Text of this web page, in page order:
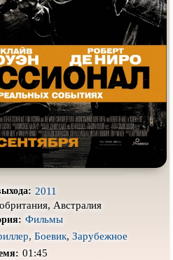
Про динозавров
Про животных
Про инопланетян
Про космос
Про маньяков исерийных
убийц
Про оборотней
Про подростков
Про роботов
Про самолёты
Про снайперов
2011
Австралия
Фильмы
, Боевик, Зарубежное
01:45